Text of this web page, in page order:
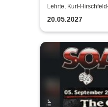
Pauli - Theater
Rattles -
Lehrte, Kurt-
20.05.2027